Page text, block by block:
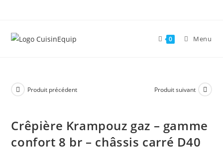
content
0 Menu
Produit précédent Produit suivant
Crêpière Krampouz gaz – gamme
confort 8 br – châssis carré D40